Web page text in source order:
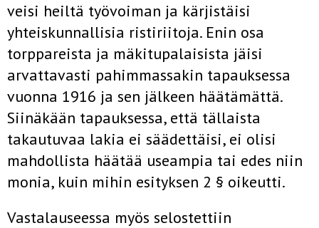
veisi heiltä työvoiman ja kärjistäisi
yhteiskunnallisia ristiriitoja. Enin osa
torppareista ja mäkitupalaisista jäisi
arvattavasti pahimmassakin tapauksessa
vuonna 1916 ja sen jälkeen häätämättä.
Siinäkään tapauksessa, että tällaista
takautuvaa lakia ei säädettäisi, ei olisi
mahdollista häätää useampia tai edes niin
monia, kuin mihin esityksen 2 § oikeutti.
Vastalauseessa myös selostettiin